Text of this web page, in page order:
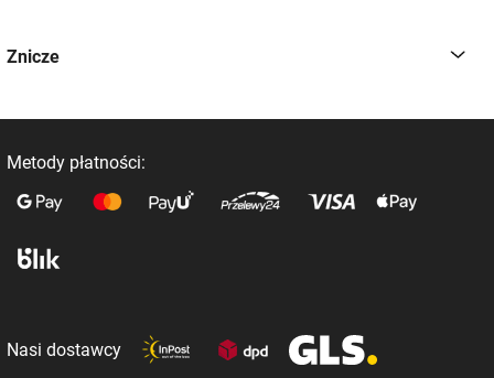
Znicze
Metody płatności:
Nasi dostawcy